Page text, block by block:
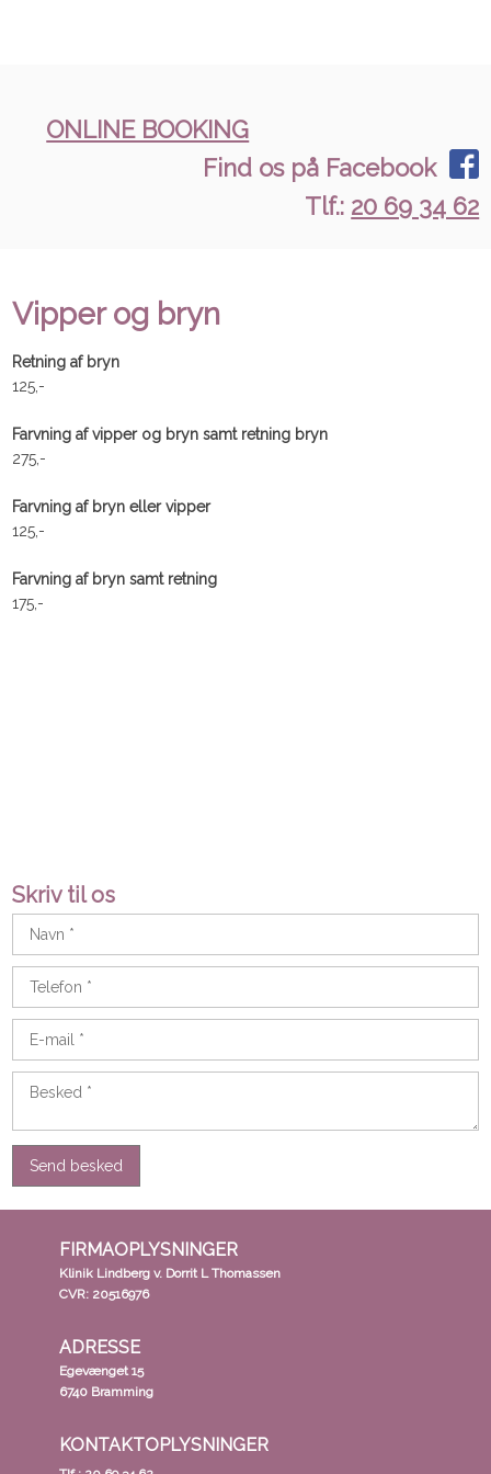
ONLINE BOOKING
Find os på Facebook
Tlf.: 20 69 34 62
Vipper og bryn​
Retning af bryn
125,-
Farvning af vipper og bryn samt retning bryn
275,-
Farvning af bryn eller vipper
125,-​
Farvning af bryn samt retning
175,-
Skriv til os​
FIRMAOPLYSNINGER
​Klinik Lindberg v. Dorrit L Thomassen
CVR: 20516976
ADRESSE
Egevænget 15
6740 Bramming
KONTAKTOPLYSNINGER​